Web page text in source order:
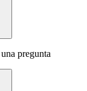
pregunta